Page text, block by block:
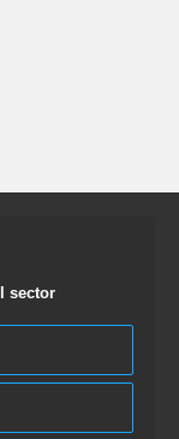
sector